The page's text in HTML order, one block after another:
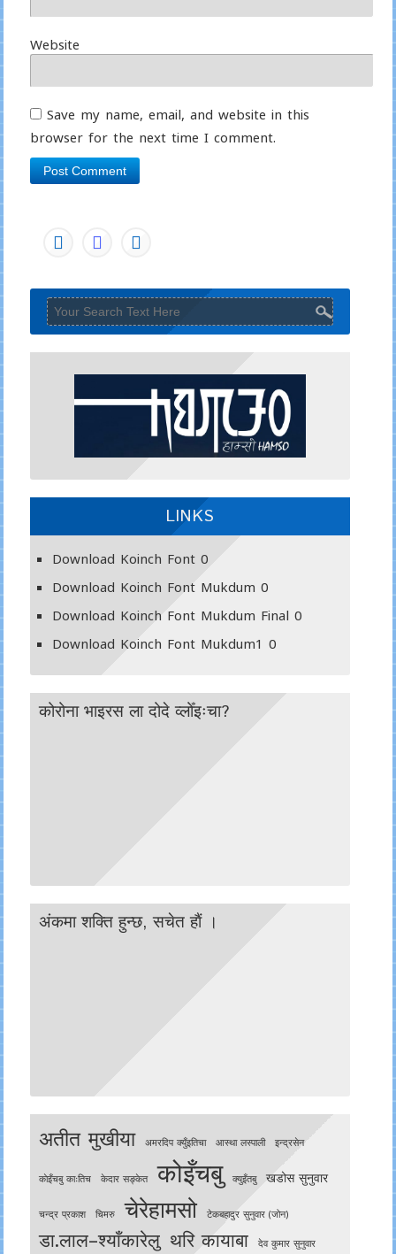
Website
Save my name, email, and website in this
browser for the next time I comment.
LINKS
Download Koinch Font0
Download Koinch Font Mukdum 0
Download Koinch Font Mukdum Final 0
Download Koinch Font Mukdum1 0
कोरोना भाइरस ला दोदे व्लोँइःचा?
अंकमा शक्ति हुन्छ, सचेत हाैं ।
अतीत मुखीया अमरदिप क्युँइतिचा आस्था लस्पाली इन्द्रसेन
काेइँचबु काःतिच केदार सङ्केत कोइँचबु क्युइँतबु खडोस सुनुवार
चन्द्र प्रकाश चिमरु चेरेहामसो टेकबहादुर सुनुवार (जोन)
डा.लाल–श्याँकारेलु थरि कायाबा देव कुमार सुनुवार